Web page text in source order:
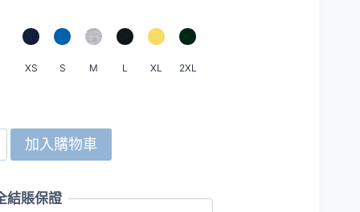
XS S M L XL 2XL
加入購物車
結賬保證